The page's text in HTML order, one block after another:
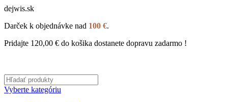
dejwis.sk
Darček k objednávke nad 100 €.
Pridajte 120,00 € do košika dostanete dopravu zadarmo !
Vyberte kategóriu